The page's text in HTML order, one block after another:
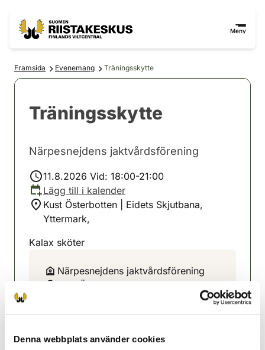
Denna webbplats använder cookies
Meny
Framsida Evenemang Träningsskytte
Träningsskytte
Närpesnejdens jaktvårdsförening
11.8.2026 Vid: 18:00-21:00
Lägg till i kalender
Kust Österbotten | Eidets Skjutbana,
Yttermark,
Kalax sköter
Närpesnejdens jaktvårdsförening
Kust Österbotten
narpes@rhy.riista.fi